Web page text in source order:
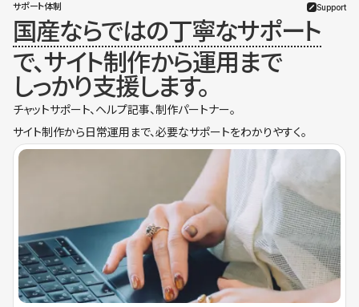
サポート体制 Support
国産ならではの丁寧なサポート
で、サイト制作から運用まで
しっかり支援します。
チャットサポート、ヘルプ記事、制作パートナー。
サイト制作から日常運用まで、必要なサポートをわかりやすく。